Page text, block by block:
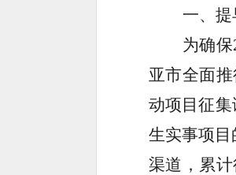
一、
为确保
亚市全面
动项目征集
生实事项
渠道，累